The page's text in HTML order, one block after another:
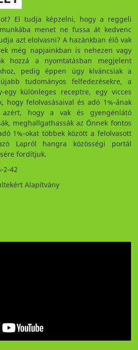
El tudja képzelni, hogy a reggeli
menet ne fussa át kedvenc
azt elolvasni? A hazánkban élő vak
még napjainkban is nehezen vagy
hozzá a nyomtatásban megjelent
pedig éppen úgy kíváncsiak a
tudományos felfedezésekre, a
egy különleges receptre, egy vicces
hogy felolvasásaival és adó 1%-ának
azért, hogy a vak és gyengénlátó
meghallgathassák az Önnek fontos
1%-okat többek között a felolvasott
Lapról hangra közösségi portál
fordítjuk.
2-42
Alapítvány